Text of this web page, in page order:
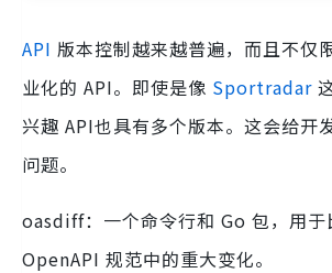
API 版本控制越来越普遍，而且不仅
业化的 API。即使是像 Sportradar
兴趣 API也具有多个版本。这会给开
问题。
oasdiff：一个命令行和 Go 包，用于
OpenAPI 规范中的重大变化。